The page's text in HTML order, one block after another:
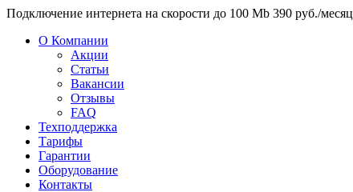
Подключение интернета на скорости до 100 Mb 390 руб./месяц
О Компании
Акции
Статьи
Вакансии
Отзывы
FAQ
Техподдержка
Тарифы
Гарантии
Оборудование
Контакты